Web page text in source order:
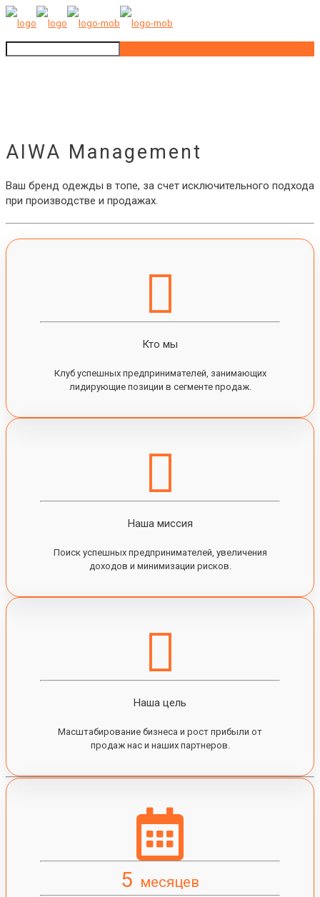
AIWA Management
Ваш бренд одежды в топе, за счет исключительного подхода
при производстве и продажах.
Кто мы
Клуб успешных предпринимателей, занимающих
лидирующие позиции в сегменте продаж.
Наша миссия
Поиск успешных предпринимателей, увеличения
доходов и минимизации рисков.
Наша цель
Масштабирование бизнеса и рост прибыли от
продаж нас и наших партнеров.
5 месяцев